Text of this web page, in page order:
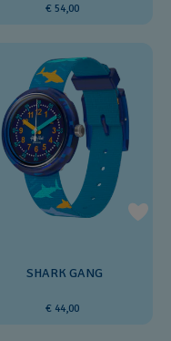
€ 54,00
SHARK GANG
€ 44,00